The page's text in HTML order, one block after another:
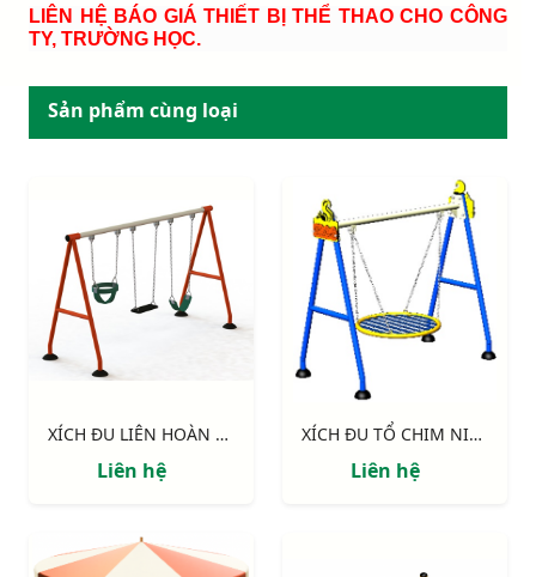
LIÊN HỆ BÁO GIÁ THIẾT BỊ THỂ THAO CHO CÔNG
TY, TRƯỜNG HỌC.
Sản phẩm cùng loại
XÍCH ĐU LIÊN HOÀN 3 GHẾ NIK734447 - N
Liên hệ
XÍCH ĐU TỔ CHIM NIK7101
Liên hệ